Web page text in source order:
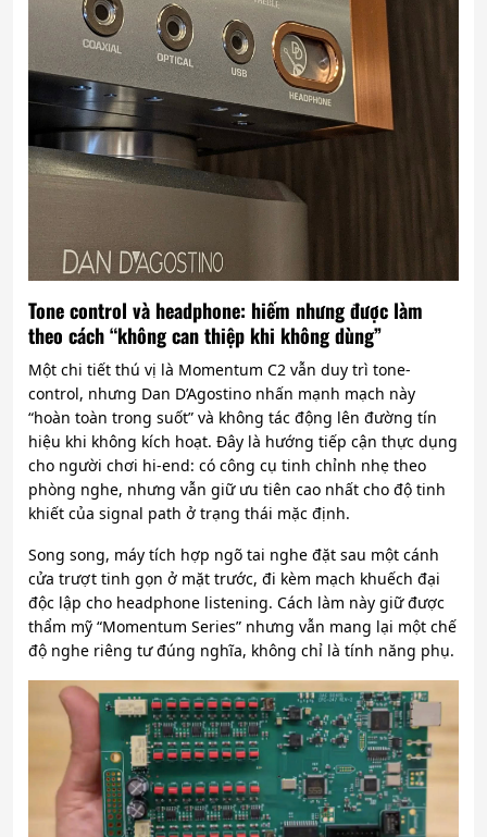
Tone control và headphone: hiếm nhưng được làm
theo cách “không can thiệp khi không dùng”
Một chi tiết thú vị là Momentum C2 vẫn duy trì tone-
control, nhưng Dan D’Agostino nhấn mạnh mạch này
“hoàn toàn trong suốt” và không tác động lên đường tín
hiệu khi không kích hoạt. Đây là hướng tiếp cận thực dụng
cho người chơi hi-end: có công cụ tinh chỉnh nhẹ theo
phòng nghe, nhưng vẫn giữ ưu tiên cao nhất cho độ tinh
khiết của signal path ở trạng thái mặc định.
Song song, máy tích hợp ngõ tai nghe đặt sau một cánh
cửa trượt tinh gọn ở mặt trước, đi kèm mạch khuếch đại
độc lập cho headphone listening. Cách làm này giữ được
thẩm mỹ “Momentum Series” nhưng vẫn mang lại một chế
độ nghe riêng tư đúng nghĩa, không chỉ là tính năng phụ.